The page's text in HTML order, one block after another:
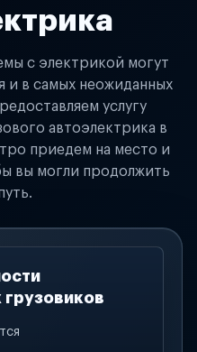
с электрикой могут
и в самых неожиданных
услугу
автоэлектрика в
приедем на место и
вы могли продолжить